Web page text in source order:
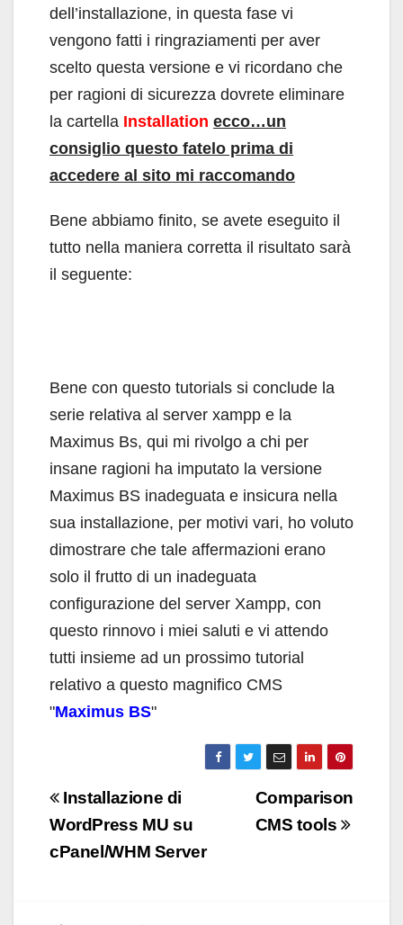
dell’installazione, in questa fase vi
vengono fatti i ringraziamenti per aver
scelto questa versione e vi ricordano che
per ragioni di sicurezza dovrete eliminare
la cartella Installation ecco…un
consiglio questo fatelo prima di
accedere al sito mi raccomando
Bene abbiamo finito, se avete eseguito il
tutto nella maniera corretta il risultato sarà
il seguente:
Bene con questo tutorials si conclude la
serie relativa al server xampp e la
Maximus Bs, qui mi rivolgo a chi per
insane ragioni ha imputato la versione
Maximus BS inadeguata e insicura nella
sua installazione, per motivi vari, ho voluto
dimostrare che tale affermazioni erano
solo il frutto di un inadeguata
configurazione del server Xampp, con
questo rinnovo i miei saluti e vi attendo
tutti insieme ad un prossimo tutorial
relativo a questo magnifico CMS
"Maximus BS"
Navigazione
articoli
Comparison
CMS tools
Installazione di
WordPress MU su
cPanel/WHM Server